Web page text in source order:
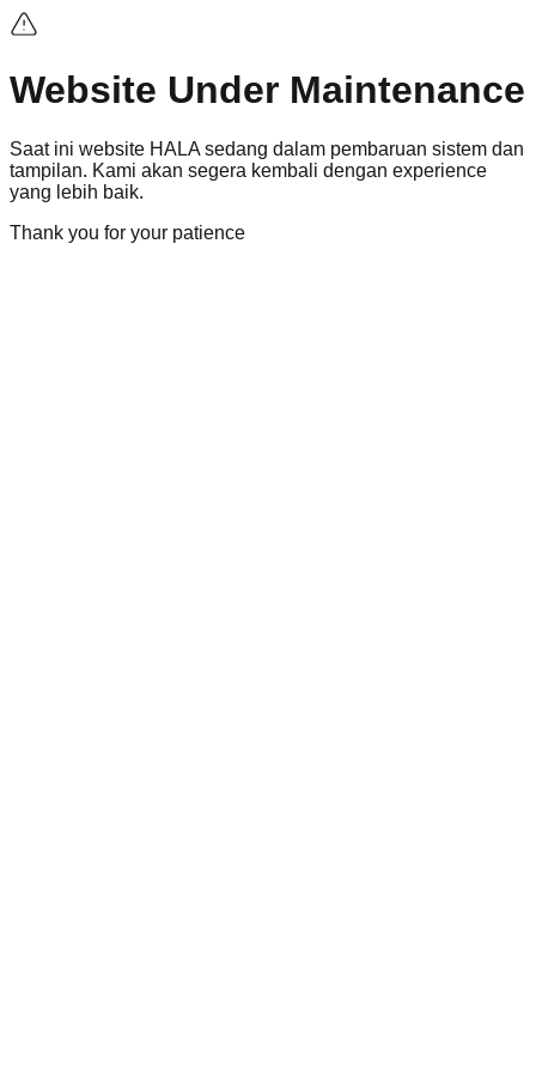
Website Under Maintenance
Saat ini website HALA sedang dalam pembaruan sistem dan
tampilan. Kami akan segera kembali dengan experience
yang lebih baik.
Thank you for your patience